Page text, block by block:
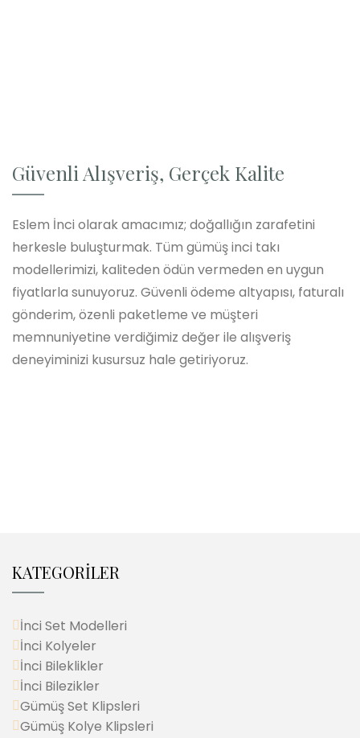
Güvenli Alışveriş, Gerçek Kalite
Eslem İnci olarak amacımız; doğallığın zarafetini
herkesle buluşturmak. Tüm gümüş inci takı
modellerimizi, kaliteden ödün vermeden en uygun
fiyatlarla sunuyoruz. Güvenli ödeme altyapısı, faturalı
gönderim, özenli paketleme ve müşteri
memnuniyetine verdiğimiz değer ile alışveriş
deneyiminizi kusursuz hale getiriyoruz.
KATEGORİLER
İnci Set Modelleri
İnci Kolyeler
İnci Bileklikler
İnci Bilezikler
Gümüş Set Klipsleri
Gümüş Kolye Klipsleri